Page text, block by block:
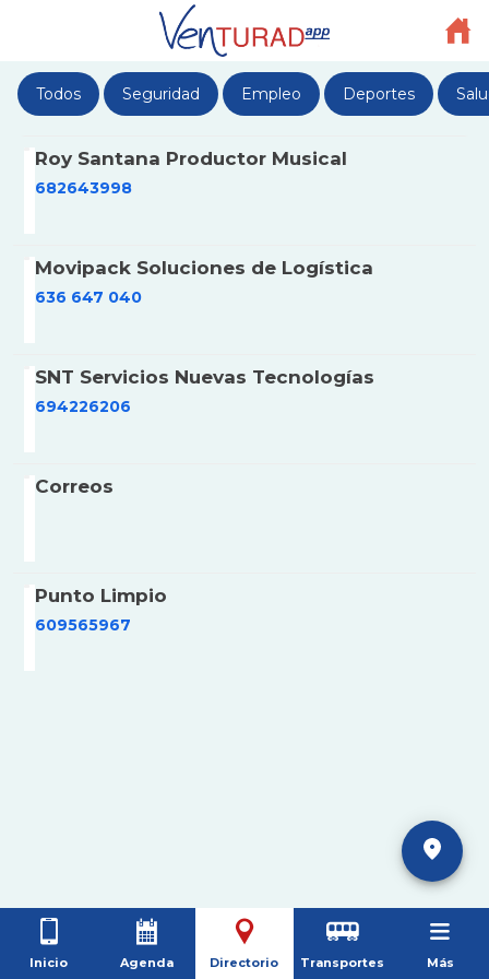
Todos Seguridad Empleo Deportes
Roy Santana Productor Musical
682643998
Movipack Soluciones de Logística
636 647 040
SNT Servicios Nuevas Tecnologías
694226206
Correos
Punto Limpio
609565967
Inicio Agenda Directorio Transportes Más